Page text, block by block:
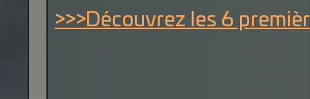
>>>Découvrez les 6